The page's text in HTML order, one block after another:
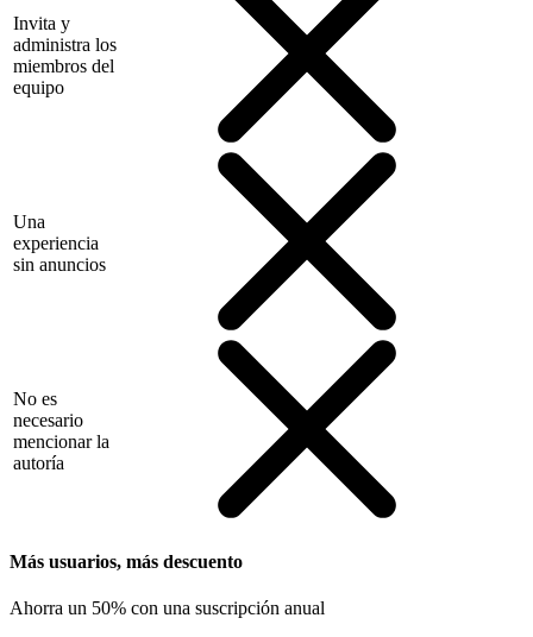
Invita y
administra los
miembros del
equipo
Una
experiencia
sin anuncios
No es
necesario
mencionar la
autoría
Más usuarios, más descuento
Ahorra un 50% con una suscripción anual